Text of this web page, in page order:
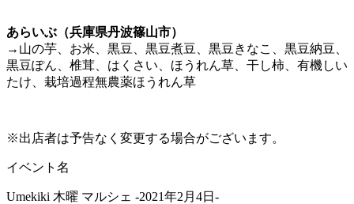
あらいぶ（兵庫県丹波篠山市）
→山の芋、お米、黒豆、黒豆煮豆、黒豆きなこ、黒豆納豆、
黒豆ぽん、椎茸、はくさい、ほうれん草、干し柿、有機しい
たけ、栽培過程無農薬ほうれん草
※出店者は予告なく変更する場合がございます。
イベント名
Umekiki 木曜 マルシェ -2021年2月4日-